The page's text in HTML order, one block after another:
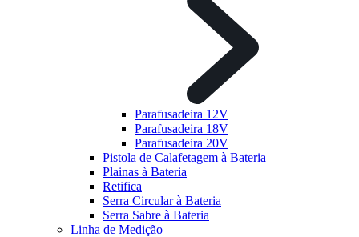
Parafusadeira 12V
Parafusadeira 18V
Parafusadeira 20V
Pistola de Calafetagem à Bateria
Plainas à Bateria
Retifica
Serra Circular à Bateria
Serra Sabre à Bateria
Linha de Medição